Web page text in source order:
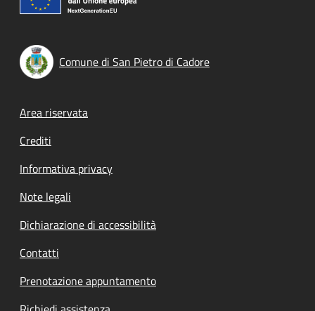
Comune di San Pietro di Cadore
Footer menu
Area riservata
Crediti
Informativa privacy
Note legali
Dichiarazione di accessibilità
Contatti
Prenotazione appuntamento